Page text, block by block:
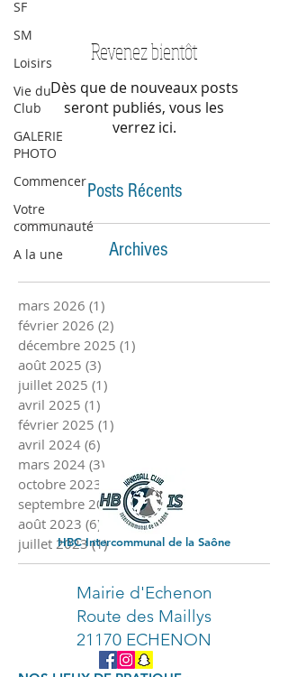
SF
SM
Loisirs
Vie du
Club
GALERIE
PHOTO
Commencer
Votre
communauté
A la une
Revenez bientôt
Dès que de nouveaux posts
seront publiés, vous les
verrez ici.
Posts Récents
Archives
mars 2026 (1)
février 2026 (2)
décembre 2025 (1)
août 2025 (3)
juillet 2025 (1)
avril 2025 (1)
février 2025 (1)
avril 2024 (6)
mars 2024 (3)
octobre 2023
2 posts
septembre 2023 (3)3 posts
août 2023 (6) 6 posts
juillet 2023 (1)1 post
HBC Intercommunal de la Saône
Mairie d'Echenon
Route des Maillys
21170 ECHENON